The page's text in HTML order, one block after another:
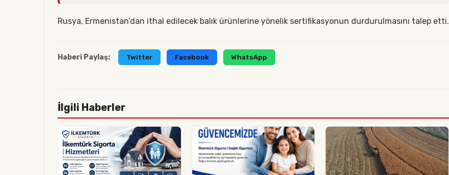
Rusya, Ermenistan’dan ithal edilecek balık ürünlerine yönelik sertifikasyonun durdurulmasını talep etti.
Haberi Paylaş: Twitter Facebook WhatsApp
İlgili Haberler